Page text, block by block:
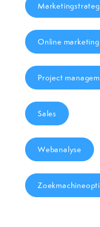
Online marketing
Project
Sales
Webanalyse